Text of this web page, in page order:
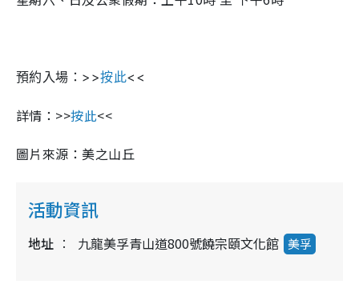
預約入場：>>按此<<
詳情：>>按此<<
圖片來源：美之山丘
活動資訊
地址 九龍美孚青山道800號饒宗頤文化館 美孚